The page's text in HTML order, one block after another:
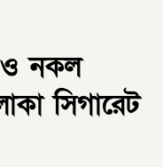
ও নকল
সিগারেট